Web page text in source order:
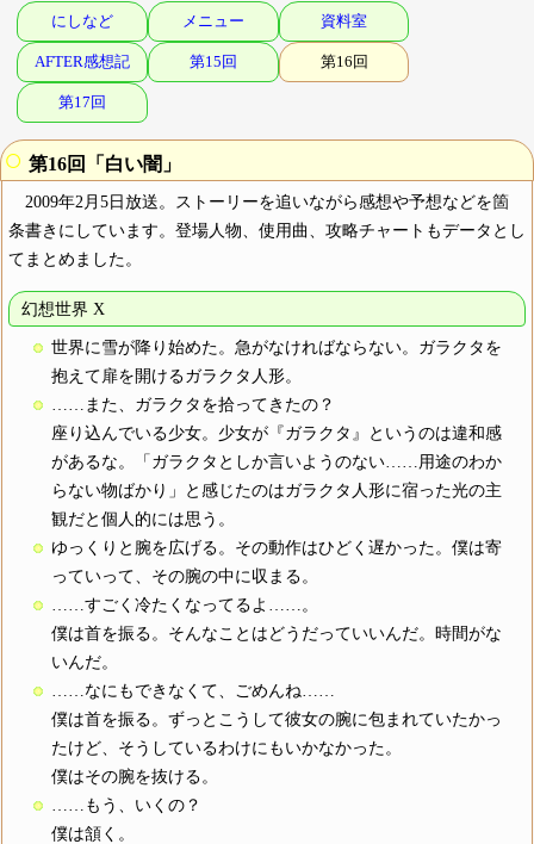
にしなど メニュー 資料室
AFTER感想記 第15回 第16回
第17回
○ 第16回「白い闇」
2009年2月5日放送。ストーリーを追いながら感想や予想などを箇
条書きにしています。登場人物、使用曲、攻略チャートもデータとし
てまとめました。
幻想世界 X
世界に雪が降り始めた。急がなければならない。ガラクタを
抱えて扉を開けるガラクタ人形。
……また、ガラクタを拾ってきたの？
座り込んでいる少女。少女が『ガラクタ』というのは違和感
があるな。「ガラクタとしか言いようのない……用途のわか
らない物ばかり」と感じたのはガラクタ人形に宿った光の主
観だと個人的には思う。
ゆっくりと腕を広げる。その動作はひどく遅かった。僕は寄
っていって、その腕の中に収まる。
……すごく冷たくなってるよ……。
僕は首を振る。そんなことはどうだっていいんだ。時間がな
いんだ。
……なにもできなくて、ごめんね……
僕は首を振る。ずっとこうして彼女の腕に包まれていたかっ
たけど、そうしているわけにもいかなかった。
僕はその腕を抜ける。
……もう、いくの？
僕は頷く。